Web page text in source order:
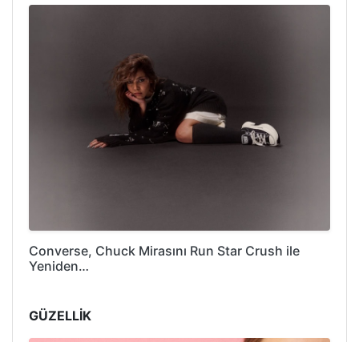
Converse, Chuck Mirasını Run Star Crush ile
Yeniden…
GÜZELLİK